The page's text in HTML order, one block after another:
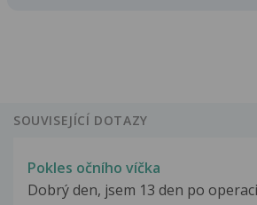
SOUVISEJÍCÍ DOTAZY
Pokles očního víčka
Dobrý den, jsem 13 den po